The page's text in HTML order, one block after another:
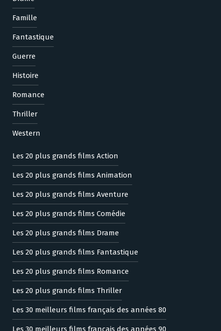
Famille
Fantastique
Guerre
Histoire
Romance
Thriller
Western
Les 20 plus grands films Action
Les 20 plus grands films Animation
Les 20 plus grands films Aventure
Les 20 plus grands films Comédie
Les 20 plus grands films Drame
Les 20 plus grands films Fantastique
Les 20 plus grands films Romance
Les 20 plus grands films Thriller
Les 30 meilleurs films français des années 80
Les 30 meilleurs films français des années 90